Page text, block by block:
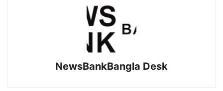
NewsBankBangla Desk